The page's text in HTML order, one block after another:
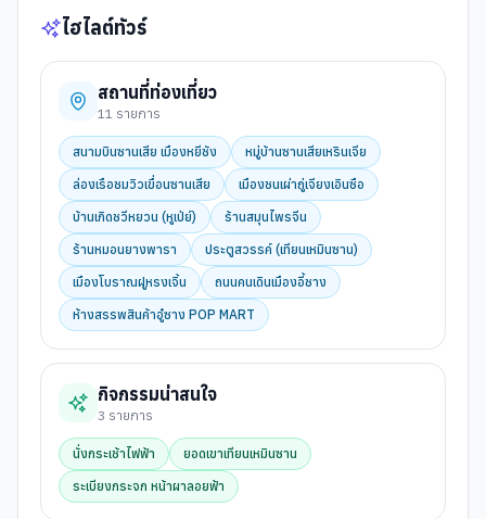
ไฮไลต์ทัวร์
สถานที่ท่องเที่ยว
11 รายการ
สนามบินซานเสีย เมืองหยีชัง
หมู่บ้านซานเสียเหรินเจีย
ล่องเรือชมวิวเขื่อนซานเสีย
เมืองชนเผ่าถู่เจียงเอินซือ
บ้านเกิดชวีหยวน (หูเป่ย์)
ร้านสมุนไพรจีน
ร้านหมอนยางพารา
ประตูสวรรค์ (เทียนเหมินซาน)
เมืองโบราณฝูหรงเจิ้น
ถนนคนเดินเมืองอี้ชาง
ห้างสรรพสินค้าอู๋ซาง POP MART
กิจกรรมน่าสนใจ
3 รายการ
นั่งกระเช้าไฟฟ้า
ยอดเขาเทียนเหมินซาน
ระเบียงกระจก หน้าผาลอยฟ้า